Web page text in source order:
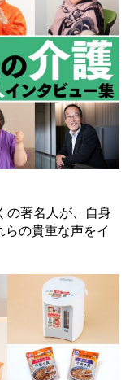
の著名人が、自身
の貴重な声をイ